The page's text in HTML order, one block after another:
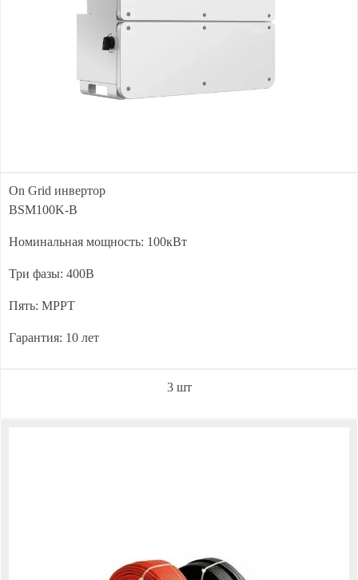
On Grid инвертор
BSM100K-B
Номинальная мощность: 100кВт
Три фазы: 400В
Пять: MPPT
Гарантия: 10 лет
3 шт